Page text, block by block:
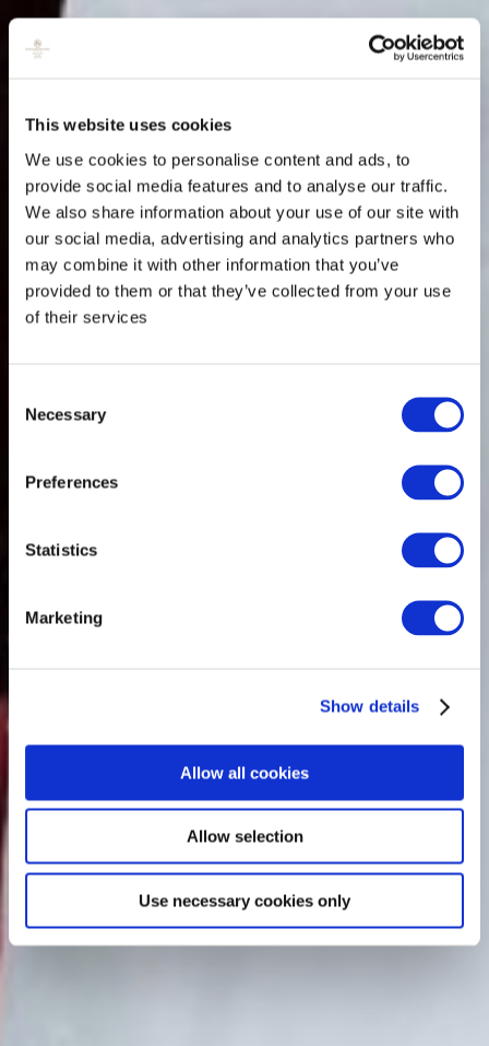
This website uses cookies
We use cookies to personalise content and ads, to
provide social media features and to analyse our traffic.
We also share information about your use of our site with
our social media, advertising and analytics partners who
may combine it with other information that you’ve
provided to them or that they’ve collected from your use
of their services
Selection
Necessary
Preferences
Statistics
Marketing
Show details
Allow all cookies
Allow selection
Use necessary cookies only